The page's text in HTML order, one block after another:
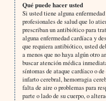
Qué puede hacer usted
Si usted tiene alguna
profesionales de salud que lo
prescriban un antibiótico para
alguna enfermedad cardíaca y
que requiera antibiótico, usted
a menos que no haya algún otro
buscar atención médica
síntomas de ataque cardíaco o
infarto cerebral, hemorragia
falta de aire o problemas para
parte o lado de su cuerpo, o